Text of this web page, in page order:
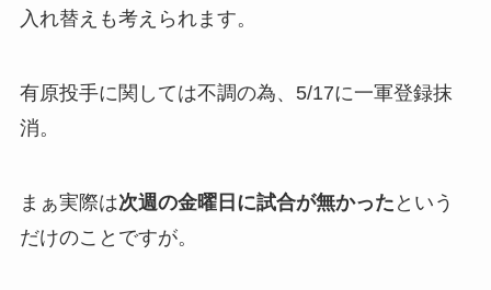
入れ替えも考えられます。
有原投手に関しては不調の為、5/17に一軍登録抹
消。
まぁ実際は次週の金曜日に試合が無かった という
だけのことですが。